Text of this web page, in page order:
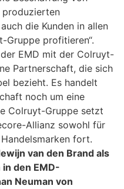
produzierten
die Kunden in allen
Gruppe profitieren“.
EMD mit der Colruyt-
Partnerschaft, die sich
bezieht. Es handelt
noch um eine
Colruyt-Gruppe setzt
Allianz sowohl für
fort.
van den Brand als
den EMD-
Neuman von